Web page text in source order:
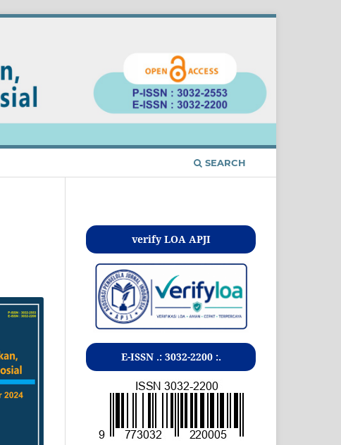
SEARCH
verify LOA APJI
E-ISSN .: 3032-2200:.